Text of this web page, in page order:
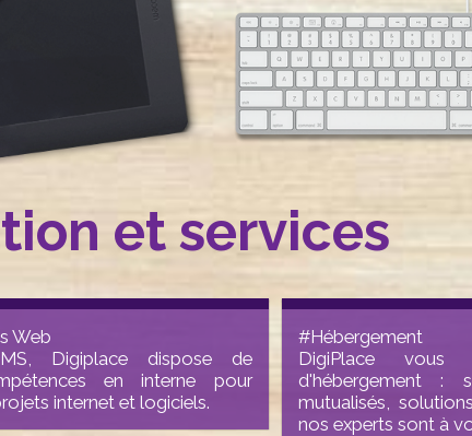
et services
Web
Digiplace dispose de
en interne pour
internet et logiciels.
#Hébergement
DigiPlace vous
d'hébergement :
mutualisés,
nos experts sont à